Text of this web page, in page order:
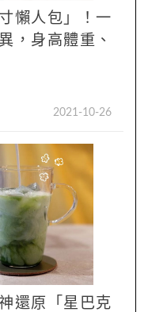
懶人包」！一
，身高體重、
2021-10-26
還原「星巴克